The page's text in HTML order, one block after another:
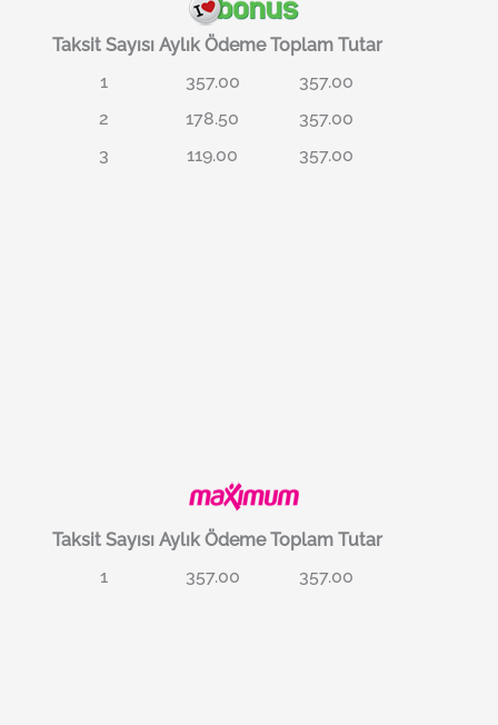
Taksit Sayısı Aylık Ödeme Toplam Tutar
1
357.00
357.00
2
178.50
357.00
3
119.00 357.00
Taksit Sayısı Aylık Ödeme Toplam Tutar
1
357.00 357.00